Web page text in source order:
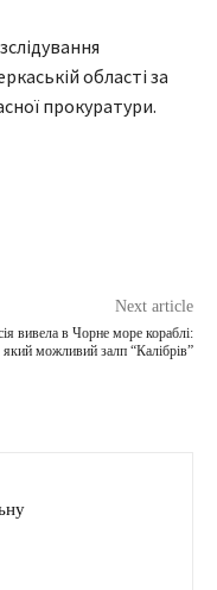
області за
прокуратури.
Next article
вивела в Чорне море кораблі:
який можливий залп “Калібрів”